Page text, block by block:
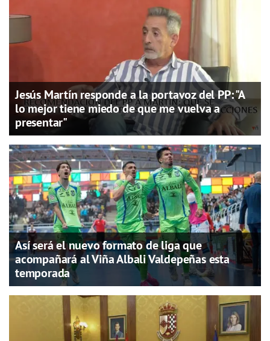
Jesús Martín responde a la portavoz del PP: "A
lo mejor tiene miedo de que me vuelva a
presentar"
Así será el nuevo formato de liga que
acompañará al Viña Albali Valdepeñas esta
temporada